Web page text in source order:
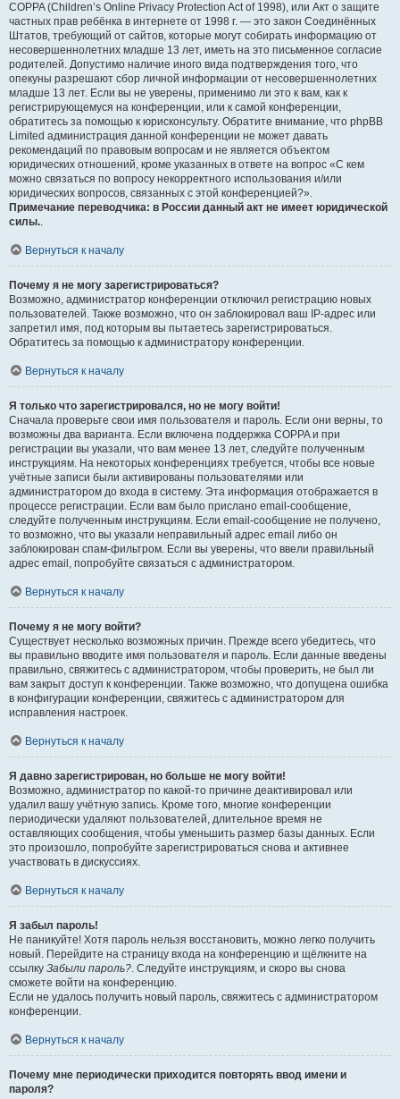
COPPA (Children’s Online Privacy Protection Act of 1998), или Акт о защите
частных прав ребёнка в интернете от 1998 г. — это закон Соединённых
Штатов, требующий от сайтов, которые могут собирать информацию от
несовершеннолетних младше 13 лет, иметь на это письменное согласие
родителей. Допустимо наличие иного вида подтверждения того, что
опекуны разрешают сбор личной информации от несовершеннолетних
младше 13 лет. Если вы не уверены, применимо ли это к вам, как к
регистрирующемуся на конференции, или к самой конференции,
обратитесь за помощью к юрисконсульту. Обратите внимание, что phpBB
Limited администрация данной конференции не может давать
рекомендаций по правовым вопросам и не является объектом
юридических отношений, кроме указанных в ответе на вопрос «С кем
можно связаться по вопросу некорректного использования и/или
юридических вопросов, связанных с этой конференцией?».
Примечание переводчика: в России данный акт не имеет юридической
силы..
Вернуться к началу
Почему я не могу зарегистрироваться?
Возможно, администратор конференции отключил регистрацию новых
пользователей. Также возможно, что он заблокировал ваш IP-адрес или
запретил имя, под которым вы пытаетесь зарегистрироваться.
Обратитесь за помощью к администратору конференции.
Вернуться к началу
Я только что зарегистрировался, но не могу войти!
Сначала проверьте свои имя пользователя и пароль. Если они верны, то
возможны два варианта. Если включена поддержка COPPA и при
регистрации вы указали, что вам менее 13 лет, следуйте полученным
инструкциям. На некоторых конференциях требуется, чтобы все новые
учётные записи были активированы пользователями или
администратором до входа в систему. Эта информация отображается в
процессе регистрации. Если вам было прислано email-сообщение,
следуйте полученным инструкциям. Если email-сообщение не получено,
то возможно, что вы указали неправильный адрес email либо он
заблокирован спам-фильтром. Если вы уверены, что ввели правильный
адрес email, попробуйте связаться с администратором.
Вернуться к началу
Почему я не могу войти?
Существует несколько возможных причин. Прежде всего убедитесь, что
вы правильно вводите имя пользователя и пароль. Если данные введены
правильно, свяжитесь с администратором, чтобы проверить, не был ли
вам закрыт доступ к конференции. Также возможно, что допущена ошибка
в конфигурации конференции, свяжитесь с администратором для
исправления настроек.
Вернуться к началу
Я давно зарегистрирован, но больше не могу войти!
Возможно, администратор по какой-то причине деактивировал или
удалил вашу учётную запись. Кроме того, многие конференции
периодически удаляют пользователей, длительное время не
оставляющих сообщения, чтобы уменьшить размер базы данных. Если
это произошло, попробуйте зарегистрироваться снова и активнее
участвовать в дискуссиях.
Вернуться к началу
Я забыл пароль!
Не паникуйте! Хотя пароль нельзя восстановить, можно легко получить
новый. Перейдите на страницу входа на конференцию и щёлкните на
ссылку Забыли пароль?. Следуйте инструкциям, и скоро вы снова
сможете войти на конференцию.
Если не удалось получить новый пароль, свяжитесь с администратором
конференции.
Вернуться к началу
Почему мне периодически приходится повторять ввод имени и
пароля?